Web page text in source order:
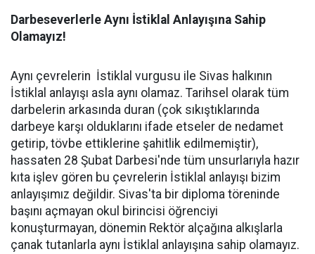
Darbeseverlerle Aynı İstiklal Anlayışına Sahip
Olamayız!
Aynı çevrelerin İstiklal vurgusu ile Sivas halkının
İstiklal anlayışı asla aynı olamaz. Tarihsel olarak tüm
darbelerin arkasında duran (çok sıkıştıklarında
darbeye karşı olduklarını ifade etseler de nedamet
getirip, tövbe ettiklerine şahitlik edilmemiştir),
hassaten 28 Şubat Darbesi'nde tüm unsurlarıyla hazır
kıta işlev gören bu çevrelerin İstiklal anlayışı bizim
anlayışımız değildir. Sivas'ta bir diploma töreninde
başını açmayan okul birincisi öğrenciyi
konuşturmayan, dönemin Rektör alçağına alkışlarla
çanak tutanlarla aynı İstiklal anlayışına sahip olamayız.